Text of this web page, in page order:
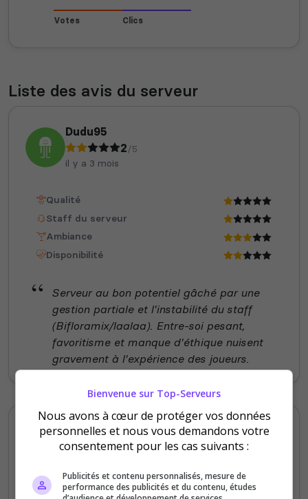
Votes Clics
Liste des avis du serveur
Dudu95
2/5
il y a 3 mois
Qualité
Staff du serveur
Ambiance
Disponibilité
Serveur au bon potentiel gâché par une
gestion partiale et l'instabilité du staff
(Bifloramix/laalaa). Entre-soi pesant,
favoritisme et manque d'éthique nuisent
gravement à l'expérience des joueurs.
Alainsecante34400
5/5
Bienvenue sur Top-Serveurs
Nous avons à cœur de protéger vos données
personnelles et nous vous demandons votre
consentement pour les cas suivants :
Publicités et contenu personnalisés, mesure de
performance des publicités et du contenu, études